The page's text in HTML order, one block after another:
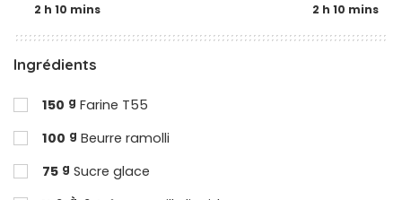
2 h 10 mins 2 h 10 mins
Ingrédients
150 g Farine T55
100 g Beurre ramolli
75 g Sucre glace